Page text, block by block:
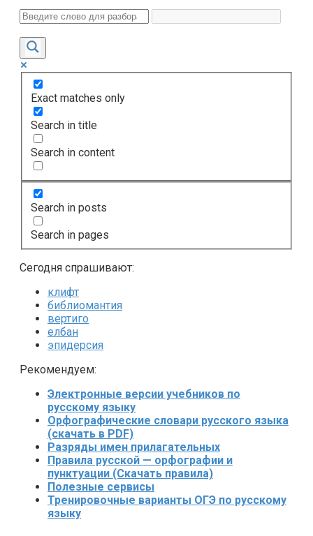
Exact matches only
Search in title
Search in content
Search in posts
Search in pages
Сегодня спрашивают:
клифт
библиомантия
вертиго
елбан
эпидерсия
Рекомендуем:
Электронные версии учебников по
русскому языку
Орфографические словари русского языка
(скачать в PDF)
Разряды имен прилагательных
Правила русской — орфографии и
пунктуации (Скачать правила)
Полезные сервисы
Тренировочные варианты ОГЭ по русскому
языку